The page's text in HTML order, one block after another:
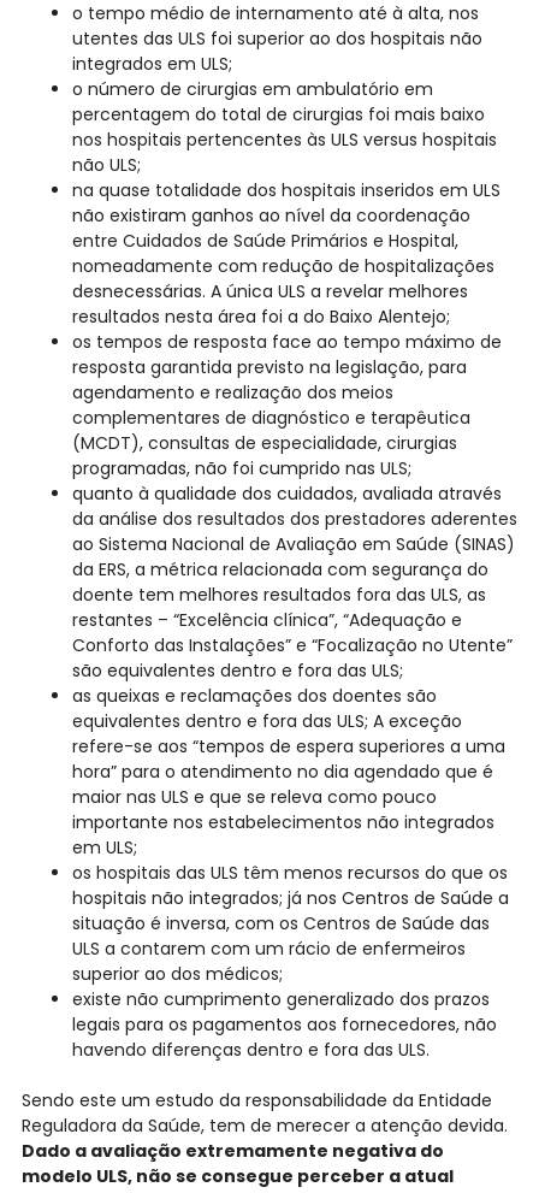
o tempo médio de internamento até à alta, nos
utentes das ULS foi superior ao dos hospitais não
integrados em ULS;
o número de cirurgias em ambulatório em
percentagem do total de cirurgias foi mais baixo
nos hospitais pertencentes às ULS versus hospitais
não ULS;
na quase totalidade dos hospitais inseridos em ULS
não existiram ganhos ao nível da coordenação
entre Cuidados de Saúde Primários e Hospital,
nomeadamente com redução de hospitalizações
desnecessárias. A única ULS a revelar melhores
resultados nesta área foi a do Baixo Alentejo;
os tempos de resposta face ao tempo máximo de
resposta garantida previsto na legislação, para
agendamento e realização dos meios
complementares de diagnóstico e terapêutica
(MCDT), consultas de especialidade, cirurgias
programadas, não foi cumprido nas ULS;
quanto à qualidade dos cuidados, avaliada através
da análise dos resultados dos prestadores aderentes
ao Sistema Nacional de Avaliação em Saúde (SINAS)
da ERS, a métrica relacionada com segurança do
doente tem melhores resultados fora das ULS, as
restantes – “Excelência clínica”, “Adequação e
Conforto das Instalações” e “Focalização no Utente”
são equivalentes dentro e fora das ULS;
as queixas e reclamações dos doentes são
equivalentes dentro e fora das ULS; A exceção
refere-se aos “tempos de espera superiores a uma
hora” para o atendimento no dia agendado que é
maior nas ULS e que se releva como pouco
importante nos estabelecimentos não integrados
em ULS;
os hospitais das ULS têm menos recursos do que os
hospitais não integrados; já nos Centros de Saúde a
situação é inversa, com os Centros de Saúde das
ULS a contarem com um rácio de enfermeiros
superior ao dos médicos;
existe não cumprimento generalizado dos prazos
legais para os pagamentos aos fornecedores, não
havendo diferenças dentro e fora das ULS.
Sendo este um estudo da responsabilidade da Entidade
Reguladora da Saúde, tem de merecer a atenção devida.
Dado a avaliação extremamente negativa do
modelo ULS, não se consegue perceber a atual